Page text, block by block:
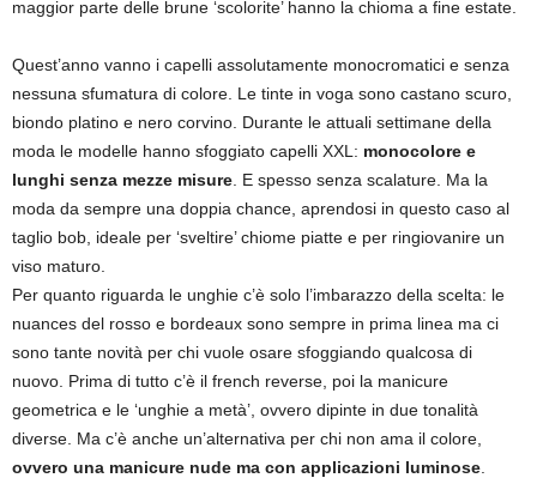
maggior parte delle brune ‘scolorite’ hanno la chioma a fine estate.
Quest’anno vanno i capelli assolutamente monocromatici e senza
nessuna sfumatura di colore. Le tinte in voga sono castano scuro,
biondo platino e nero corvino. Durante le attuali settimane della
moda le modelle hanno sfoggiato capelli XXL: monocolore e
lunghi senza mezze misure . E spesso senza scalature. Ma la
moda da sempre una doppia chance, aprendosi in questo caso al
taglio bob, ideale per ‘sveltire’ chiome piatte e per ringiovanire un
viso maturo.
Per quanto riguarda le unghie c’è solo l’imbarazzo della scelta: le
nuances del rosso e bordeaux sono sempre in prima linea ma ci
sono tante novità per chi vuole osare sfoggiando qualcosa di
nuovo. Prima di tutto c’è il french reverse, poi la manicure
geometrica e le ‘unghie a metà’, ovvero dipinte in due tonalità
diverse. Ma c’è anche un’alternativa per chi non ama il colore,
ovvero una manicure nude ma con applicazioni luminose